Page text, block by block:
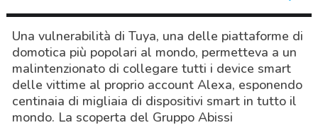
Una vulnerabilità di Tuya, una delle piattaforme di
domotica più popolari al mondo, permetteva a un
malintenzionato di collegare tutti i device smart
delle vittime al proprio account Alexa, esponendo
centinaia di migliaia di dispositivi smart in tutto il
mondo. La scoperta del Gruppo Abissi